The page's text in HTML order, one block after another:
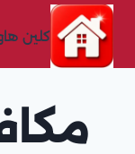
التجاوز
المحتوى
كلين